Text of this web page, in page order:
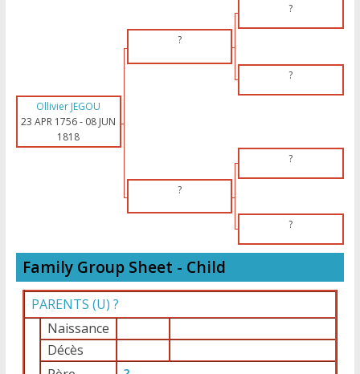
?
?
?
Ollivier JEGOU
23 APR 1756- 08 JUN
1818
?
?
?
Family Group Sheet - Child
PARENTS (U) ?
Naissance
Décès